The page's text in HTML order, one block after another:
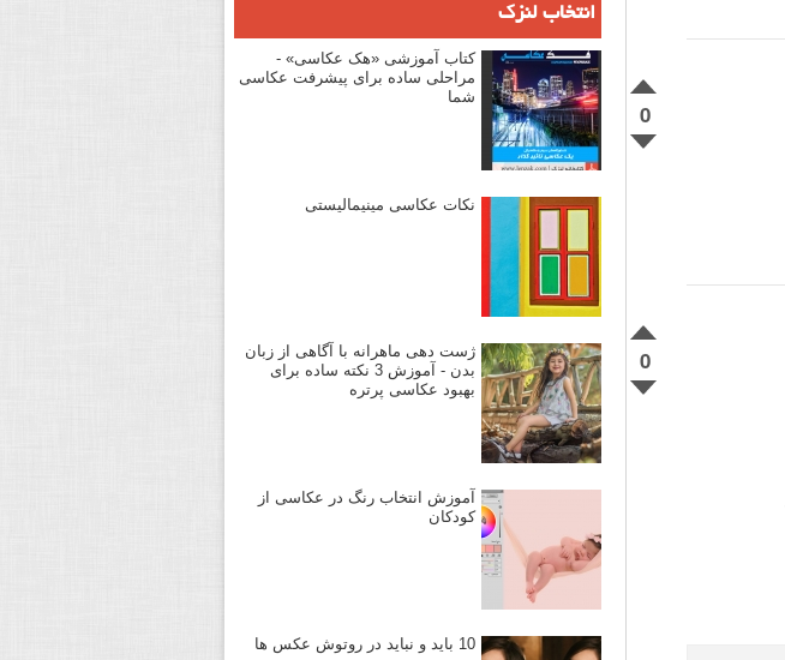
0
0
انتخاب لنزک
کتاب آموزشی «هک عکاسی» -
مراحلی ساده برای پیشرفت عکاسی
شما
نکات عکاسی مینیمالیستی
ژست دهی ماهرانه با آگاهی از زبان
بدن - آموزش 3 نکته ساده برای
بهبود عکاسی پرتره
آموزش انتخاب رنگ در عکاسی از
کودکان
10 باید و نباید در روتوش عکس ها